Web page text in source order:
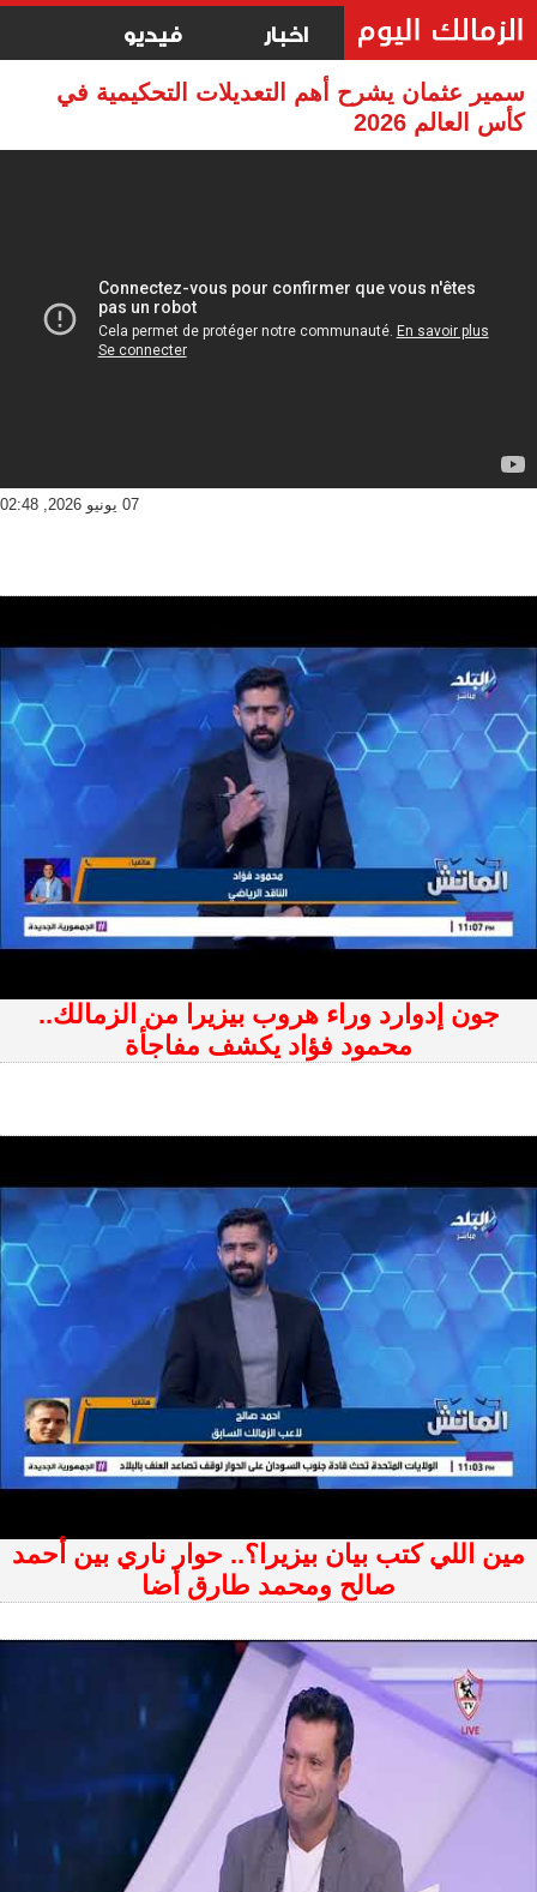
اخبار فيديو
سمير عثمان يشرح أهم التعديلات التحكيمية في
كأس العالم 2026
07 يونيو 2026, 02:48
جون إدوارد وراء هروب بيزيرا من الزمالك..
محمود فؤاد يكشف مفاجأة
مين اللي كتب بيان بيزيرا؟.. حوار ناري بين أحمد
صالح ومحمد طارق أضا